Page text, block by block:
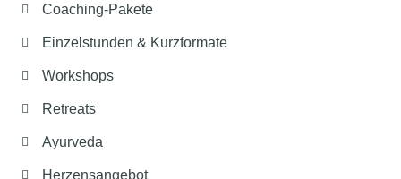
Coaching-Pakete
Einzelstunden & Kurzformate
Workshops
Retreats
Ayurveda
Herzensangebot